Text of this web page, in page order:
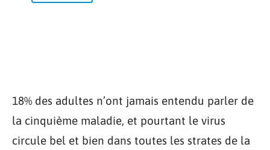
18% des adultes n’ont jamais entendu parler de
la cinquième maladie, et pourtant le virus
circule bel et bien dans toutes les strates de la